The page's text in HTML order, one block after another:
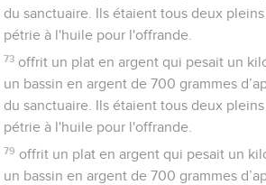
du sanctuaire. Ils étaient tous deux
pétrie à l'huile pour l'offrande.
73 offrit un plat en argent qui pesait un
un bassin en argent de 700 grammes
du sanctuaire. Ils étaient tous deux
pétrie à l'huile pour l'offrande.
79 offrit un plat en argent qui pesait un
un bassin en argent de 700 grammes